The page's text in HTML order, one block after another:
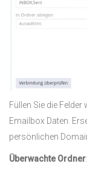
Füllen Sie die
Emailbox Daten.
persönlichen
Überwachte Ordner